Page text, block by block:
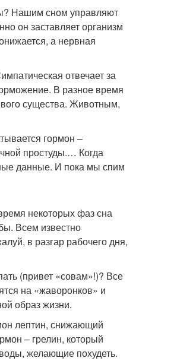
Нашим сном управляют
он заставляет организм
а нервная
отвечает за
В разное время
существа. Животным,
гормон –
простуды.… Когда
данные. И пока мы спим
некоторых фаз сна
Всем известно
в разгар рабочего дня,
(привет «совам»!)? Все
на «жаворонков» и
образ жизни.
лептин, снижающий
– грелин, который
желающие похудеть.